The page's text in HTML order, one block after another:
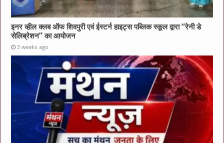
इनर व्हील क्लब ऑफ शिवपुरी एवं ईस्टर्न हाइट्स पब्लिक स्कूल द्वारा “रेनी डे
सेलिब्रेशन” का आयोजन
3 weeks ago